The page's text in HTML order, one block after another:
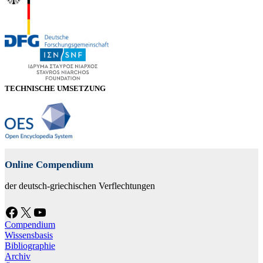
TECHNISCHE UMSETZUNG
Online Compendium
der deutsch-griechischen Verflechtungen
Facebook X YouTube
Compendium
Wissensbasis
Bibliographie
Archiv